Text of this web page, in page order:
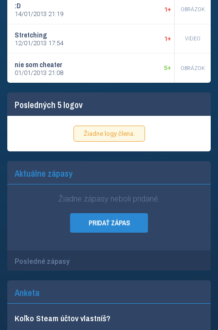
:D
14/01/2013 21:19
1+ OBRÁZOK
Stretching
12/01/2013 17:54
1+ VIDEO
nie som cheater
01/01/2013 21:08
5+ OBRÁZOK
Posledných 5 logov
Žiadne logy člena.
Aktuálne zápasy
Žiadne zápasy neboli pridané.
PRIDAŤ ZÁPAS
Posledné zápasy
Anketa
Koľko Steam účtov vlastníš?